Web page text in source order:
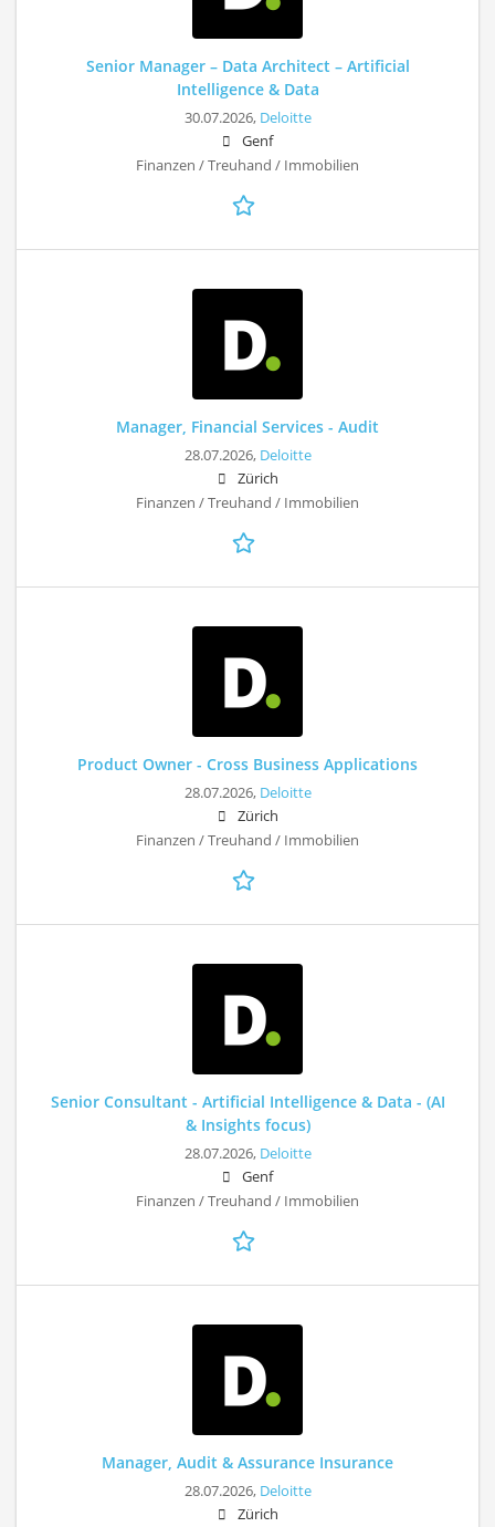
Senior Manager – Data Architect – Artificial
Intelligence & Data
30.07.2026, Deloitte
Genf
Finanzen / Treuhand / Immobilien
Manager, Financial Services - Audit
28.07.2026, Deloitte
Zürich
Finanzen / Treuhand / Immobilien
Product Owner - Cross Business Applications
28.07.2026, Deloitte
Zürich
Finanzen / Treuhand / Immobilien
Senior Consultant - Artificial Intelligence & Data - (AI
& Insights focus)
28.07.2026, Deloitte
Genf
Finanzen / Treuhand / Immobilien
Manager, Audit & Assurance Insurance
28.07.2026, Deloitte
Zürich